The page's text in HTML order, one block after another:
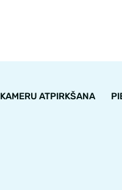
KAMERU ATPIRKŠANA